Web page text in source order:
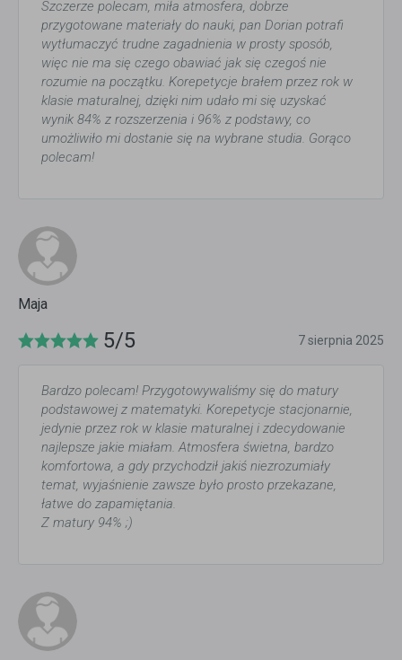
Szczerze polecam, miła atmosfera, dobrze
przygotowane materiały do nauki, pan Dorian potrafi
wytłumaczyć trudne zagadnienia w prosty sposób,
więc nie ma się czego obawiać jak się czegoś nie
rozumie na początku. Korepetycje brałem przez rok w
klasie maturalnej, dzięki nim udało mi się uzyskać
wynik 84% z rozszerzenia i 96% z podstawy, co
umożliwiło mi dostanie się na wybrane studia. Gorąco
polecam!
Maja
5/5 7 sierpnia 2025
Bardzo polecam! Przygotowywaliśmy się do matury
podstawowej z matematyki. Korepetycje stacjonarnie,
jedynie przez rok w klasie maturalnej i zdecydowanie
najlepsze jakie miałam. Atmosfera świetna, bardzo
komfortowa, a gdy przychodził jakiś niezrozumiały
temat, wyjaśnienie zawsze było prosto przekazane,
łatwe do zapamiętania.
Z matury 94% ;)